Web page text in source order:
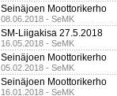
Seinäjoen Moottorikerho
08.06.2018 - SeMK
SM-Liigakisa 27.5.2018
16.05.2018 - SeMK
Seinäjoen Moottorikerho
05.02.2018 - SeMK
Seinäjoen Moottorikerho
16.01.2018 - SeMK